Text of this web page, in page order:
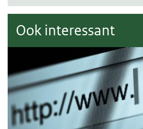
Ook interessant